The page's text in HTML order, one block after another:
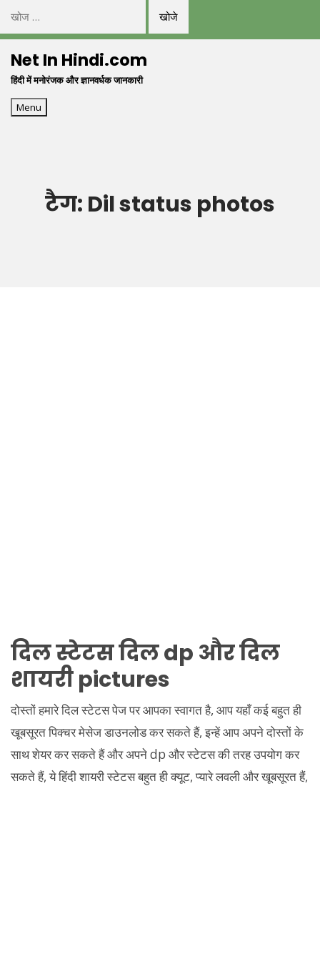
निम्न
को
खोजें:Net In Hindi.com
हिंदी में मनोरंजक और ज्ञानवर्धक जानकारी
Menu
टैग: Dil status photos
दिल स्टेटस दिल dp और दिल
शायरी pictures
दोस्तों हमारे दिल स्टेटस पेज पर आपका स्वागत है, आप यहाँ कई बहुत ही
खूबसूरत पिक्चर मेसेज डाउनलोड कर सकते हैं, इन्हें आप अपने दोस्तों के
साथ शेयर कर सकते हैं और अपने dp और स्टेटस की तरह उपयोग कर
सकते हैं, ये हिंदी शायरी स्टेटस बहुत ही क्यूट, प्यारे लवली और खूबसूरत हैं,